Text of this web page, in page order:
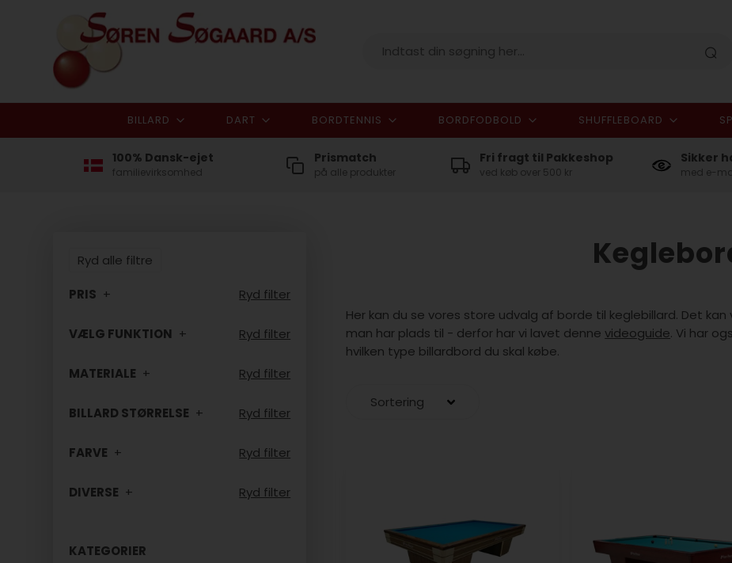
I alt
BILLARD DART BORDTENNIS BORDFODBOLD SHUFFLEBOARD
100% Dansk-ejet
familievirksomhed
Prismatch
på alle produkter
Fri fragt til Pakkeshop
ved køb over 500 kr
Sikker
med e-
Ryd alle filtre
PRIS Ryd filter
VÆLG FUNKTION Ryd filter
MATERIALE Ryd filter
BILLARD STØRRELSE Ryd filter
FARVE Ryd filter
DIVERSE Ryd filter
KATEGORIER
Her kan du se vores store udvalg af borde til keglebillard. Det
man har plads til - derfor har vi lavet denne videoguide. Vi har
hvilken type billardbord du skal købe.